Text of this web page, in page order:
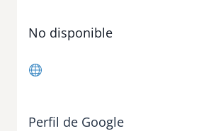
No disponible
Perfil de Google